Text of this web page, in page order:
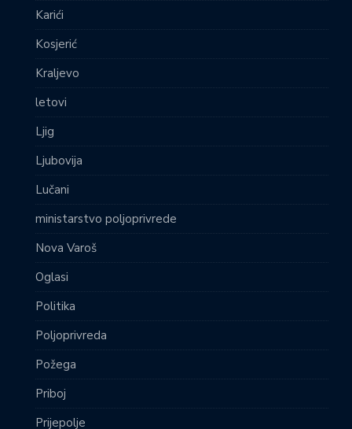
Karići
Kosjerić
Kraljevo
letovi
Ljig
Ljubovija
Lučani
ministarstvo poljoprivrede
Nova Varoš
Oglasi
Politika
Poljoprivreda
Požega
Priboj
Prijepolje